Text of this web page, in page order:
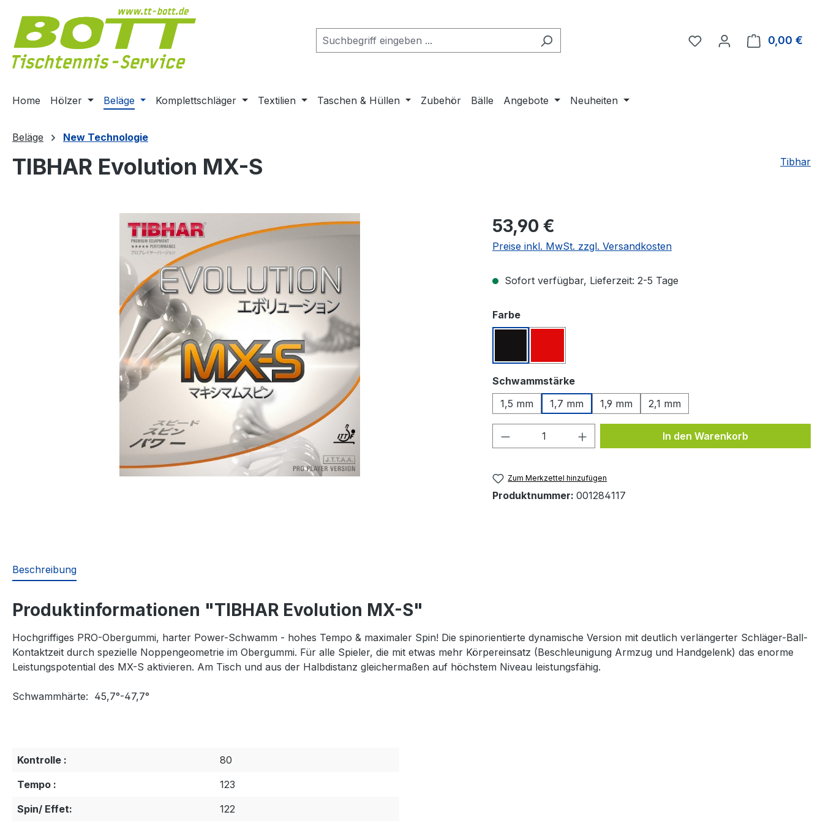
Hauptinhalt springen
Zur Suche springen
Zur Hauptnavigation springen
Du hast 0 Produkte auf
0,00 €
Home Hölzer Beläge Komplettschläger Textilien Taschen & Hüllen Zubehör Bälle Angebote Neuheiten
Beläge New Technologie
TIBHAR Evolution MX-S Tibhar
Regulärer Preis:
53,90 €
Preise inkl. MwSt. zzgl. Versandkosten
Sofort verfügbar, Lieferzeit: 2-5 Tage
Farbeauswählen
Schwammstärkeauswählen
1,5 mm
1,7 mm 1,9 mm 2,1 mm
Produkt Anzahl: Gib den gewünschten Wert
In den Warenkorb
Zum Merkzettel hinzufügen
Produktnummer: 001284117
Beschreibung
Produktinformationen "TIBHAR Evolution MX-S"
Hochgriffiges PRO-Obergummi, harter Power-Schwamm - hohes Tempo & maximaler Spin! Die spinorientierte dynamische Version mit deutlich verlängerter Schläger-Ball-
Kontaktzeit durch spezielle Noppengeometrie im Obergummi. Für alle Spieler, die mit etwas mehr Körpereinsatz (Beschleunigung Armzug und Handgelenk) das enorme
Leistungspotential des MX-S aktivieren. Am Tisch und aus der Halbdistanz gleichermaßen auf höchstem Niveau leistungsfähig.
Schwammhärte: 45,7°-47,7°
Kontrolle :
80
Tempo :
123
Spin/ Effet:
122